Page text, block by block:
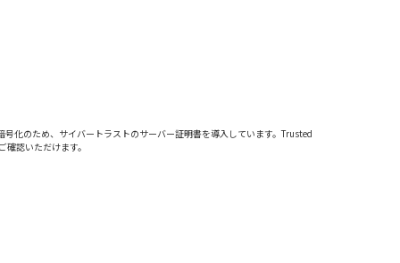
号化のため、サイバートラストのサーバー証明書を導入しています。Trusted
認いただけます。